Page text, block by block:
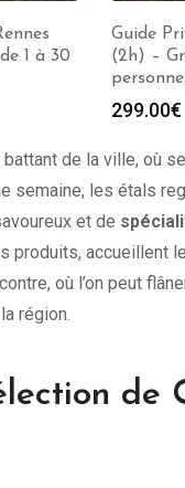
1 à 30
Guide
(2h) –
299.00€
de la ville, où
semaine, les étals
et de
produits, accueillent
où l’on peut
région.
de